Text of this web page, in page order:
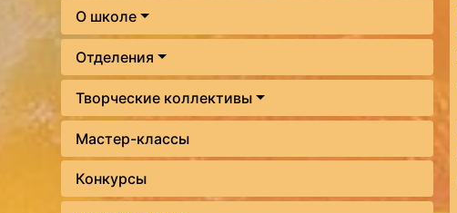
О школе
Отделения
Творческие коллективы
Мастер-классы
Конкурсы